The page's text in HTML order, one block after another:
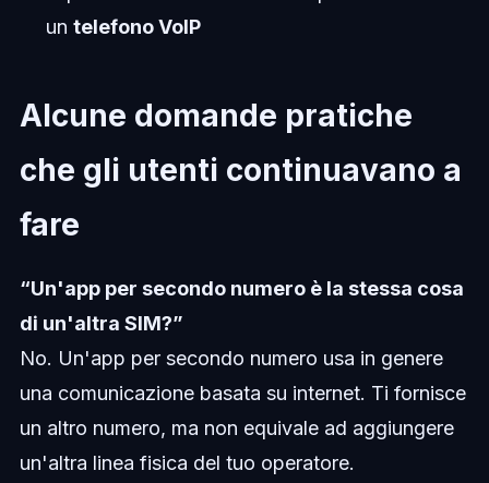
un telefono VoIP
Alcune domande pratiche
che gli utenti continuavano a
fare
“Un'app per secondo numero è la stessa cosa
di un'altra SIM?”
No. Un'app per secondo numero usa in genere
una comunicazione basata su internet. Ti fornisce
un altro numero, ma non equivale ad aggiungere
un'altra linea fisica del tuo operatore.